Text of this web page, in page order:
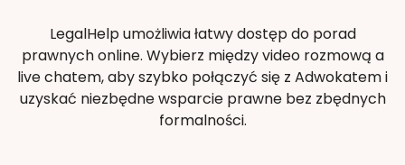
LegalHelp umożliwia łatwy dostęp do porad
prawnych online. Wybierz między video rozmową a
live chatem, aby szybko połączyć się z Adwokatem i
uzyskać niezbędne wsparcie prawne bez zbędnych
formalności.